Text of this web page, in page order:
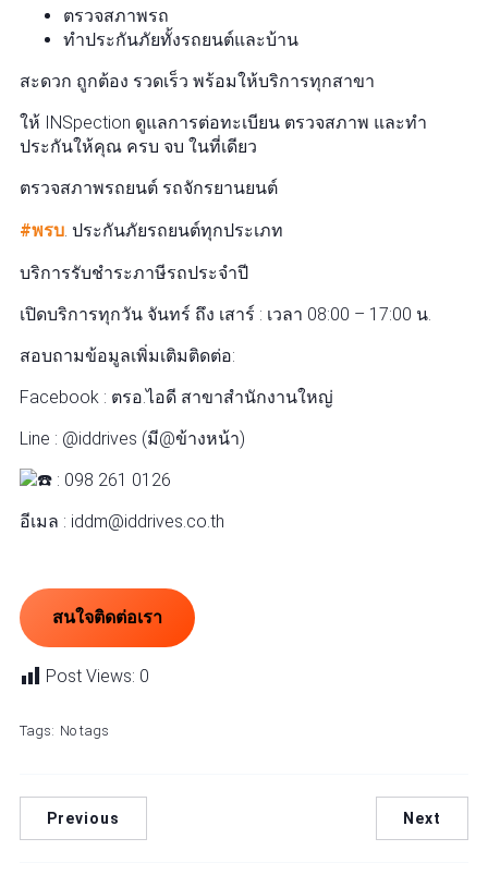
ตรวจสภาพรถ
ทำประกันภัยทั้งรถยนต์และบ้าน
สะดวก ถูกต้อง รวดเร็ว พร้อมให้บริการทุกสาขา
ให้ INSpection ดูแลการต่อทะเบียน ตรวจสภาพ และทำ
ประกันให้คุณ ครบ จบ ในที่เดียว
ตรวจสภาพรถยนต์ รถจักรยานยนต์
#พรบ. ประกันภัยรถยนต์ทุกประเภท
บริการรับชำระภาษีรถประจำปี
เปิดบริการทุกวัน จันทร์ ถึง เสาร์ : เวลา 08:00 – 17:00 น.
สอบถามข้อมูลเพิ่มเติมติดต่อ:
Facebook : ตรอ.ไอดี สาขาสำนักงานใหญ่
Line : @iddrives (มี@ข้างหน้า)
: 098 261 0126
อีเมล : iddm@iddrives.co.th
สนใจติดต่อเรา
Post Views: 0
Tags: No tags
Previous Next